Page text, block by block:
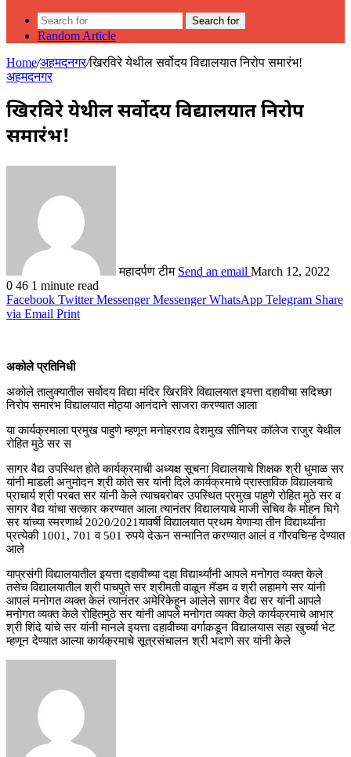
Search for
Random Article
Home/अहमदनगर/खिरविरे येथील सर्वोदय विद्यालयात निरोप समारंभ!
अहमदनगर
खिरविरे येथील सर्वोदय विद्यालयात निरोप
समारंभ!
महादर्पण टीम Send an email March 12, 2022
0 46 1 minute read
Facebook Twitter Messenger Messenger WhatsApp Telegram Share
via Email Print
अकोले प्रतिनिधी
अकोले तालुक्यातील सर्वोदय विद्या मंदिर खिरविरे विद्यालयात इयत्ता दहावीचा सदिच्छा
निरोप समारंभ विद्यालयात मोठ्या आनंदाने साजरा करण्यात आला
या कार्यक्रमाला प्रमुख पाहुणे म्हणून मनोहरराव देशमुख सीनियर कॉलेज राजुर येथील
रोहित मुठे सर स
सागर वैद्य उपस्थित होते कार्यक्रमाची अध्यक्ष सूचना विद्यालयाचे शिक्षक श्री धुमाळ सर
यांनी माडली अनुमोदन श्री कोते सर यांनी दिले कार्यक्रमाचे प्रास्ताविक विद्यालयाचे
प्राचार्य श्री परबत सर यांनी केले त्याचबरोबर उपस्थित प्रमुख पाहुणे रोहित मुठे सर व
सागर वैद्य यांचा सत्कार करण्यात आला त्यानंतर विद्यालयाचे माजी सचिव कै मोहन घिगे
सर यांच्या स्मरणार्थ 2020/2021यावर्षी विद्यालयात प्रथम येणाऱ्या तीन विद्यार्थ्यांना
प्रत्येकी 1001, 701 व 501 रुपये देऊन सन्मानित करण्यात आलं व गौरवचिन्ह देण्यात
आले
याप्रसंगी विद्यालयातील इयत्ता दहावीच्या दहा विद्यार्थ्यांनी आपले मनोगत व्यक्त केले
तसेच विद्यालयातील श्री पाचपुते सर श्रीमती वाळून मॅडम व श्री लहामगे सर यांनी
आपलं मनोगत व्यक्त केलं त्यानंतर अमेरिकेहून आलेले सागर वैद्य सर यांनी आपले
मनोगत व्यक्त केले रोहितमुठे सर यांनी आपले मनोगत व्यक्त केले कार्यक्रमाचे आभार
श्री शिंदे यांचे सर यांनी मानले इयत्ता दहावीच्या वर्गाकडून विद्यालयास सहा खुर्च्या भेट
म्हणून देण्यात आल्या कार्यक्रमाचे सूत्रसंचालन श्री भदाणे सर यांनी केले